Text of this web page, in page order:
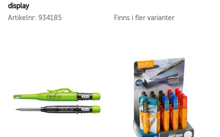
display
Artikelnr: 934185 Finns i fler varianter